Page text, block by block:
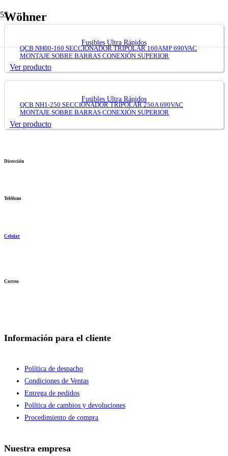
Wöhner
Fusibles Ultra Rápidos
QCB NH00-160 SECCIONADOR TRIPOLAR 160AMP 690VAC
MONTAJE SOBRE BARRAS CONEXIÓN SUPERIOR
Ver producto
Fusibles Ultra Rápidos
QCB NH1-250 SECCIONADOR TRIPOLAR 250A 690VAC
MONTAJE SOBRE BARRAS CONEXIÓN SUPERIOR
Ver producto
Dirección
Teléfono
Celular
Correo
Información para el cliente
Política de despacho
Condiciones de Ventas
Entrega de pedidos
Política de cambios y devoluciones
Procedimiento de compra
Nuestra empresa